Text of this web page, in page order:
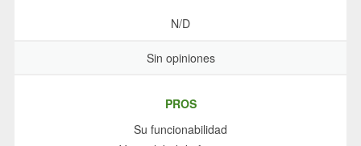
N/D
Sin opiniones
PROS
Su funcionabilidad